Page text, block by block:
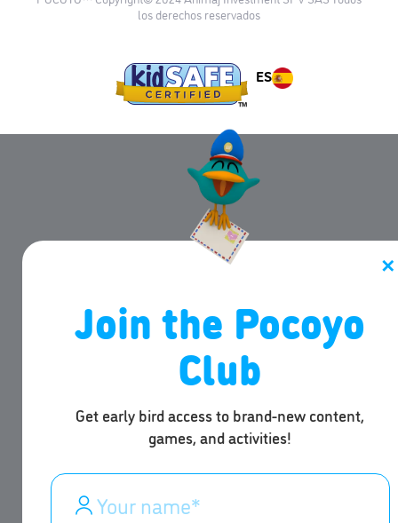
los derechos reservados
ES
✕
Join the Pocoyo
Club
Get early bird access to brand-new content,
games, and activities!